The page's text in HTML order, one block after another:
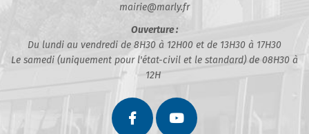
mairie@marly.fr
Ouverture :
Du lundi au vendredi de 8H30 à 12H00 et de 13H30 à 17H30
Le samedi (uniquement pour l'état-civil et le standard) de 08H30 à
12H